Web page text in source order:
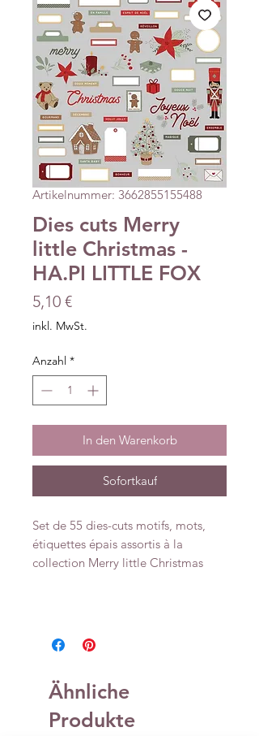
Artikelnummer: 3662855155488
Dies cuts Merry
little Christmas -
HA.PI LITTLE FOX
5,10 €Preis
inkl. MwSt.
Anzahl *
In den Warenkorb
Sofortkauf
Set de 55 dies-cuts motifs, mots,
étiquettes épais assortis à la
collection Merry little Christmas
Ähnliche
Produkte